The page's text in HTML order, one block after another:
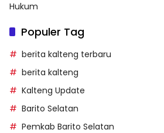
Hukum
Populer Tag
berita kalteng terbaru
berita kalteng
Kalteng Update
Barito Selatan
Pemkab Barito Selatan